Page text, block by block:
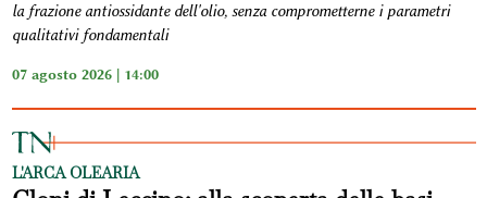
la frazione antiossidante dell'olio, senza comprometterne i parametri
qualitativi fondamentali
07 agosto 2026 | 14:00
L'ARCA OLEARIA